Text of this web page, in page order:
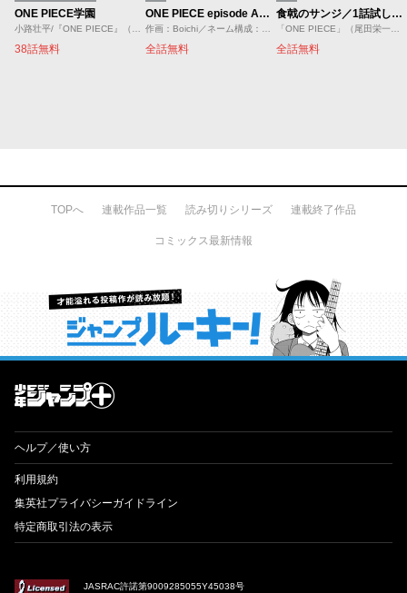
ONE PIECE学園
38話無料
ONE PIECE episode A／1話試し読み
全話無料
食戟のサンジ／1話試し読み
全話無料
TOPへ 連載作品一覧 読み切りシリーズ 連載終了作品
コミックス最新情報
才能溢れる投稿作が読み放題！ ジャンプルーキー！
ヘルプ／使い方
利用規約
集英社プライバシーガイドライン
特定商取引法の表示
JASRAC許諾第9009285055Y45038号